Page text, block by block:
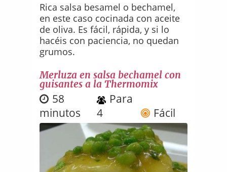
Rica salsa besamel o bechamel,
en este caso cocinada con aceite
de oliva. Es fácil, rápida, y si lo
hacéis con paciencia, no quedan
grumos.
Merluza en salsa bechamel con
guisantes a la Thermomix
58
minutos
Para
4
Fácil